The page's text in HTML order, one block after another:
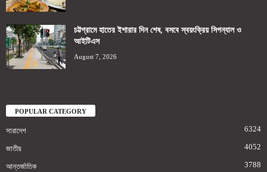
চট্টগ্রামে হাতের ইশারার দিন শেষ, বসবে স্বয়ংক্রিয় সিগন্যাল ও
আইটিএস
August 7, 2026
POPULAR CATEGORY
সারাদেশ 6324
জাতীয় 4052
আন্তর্জাতিক 3788